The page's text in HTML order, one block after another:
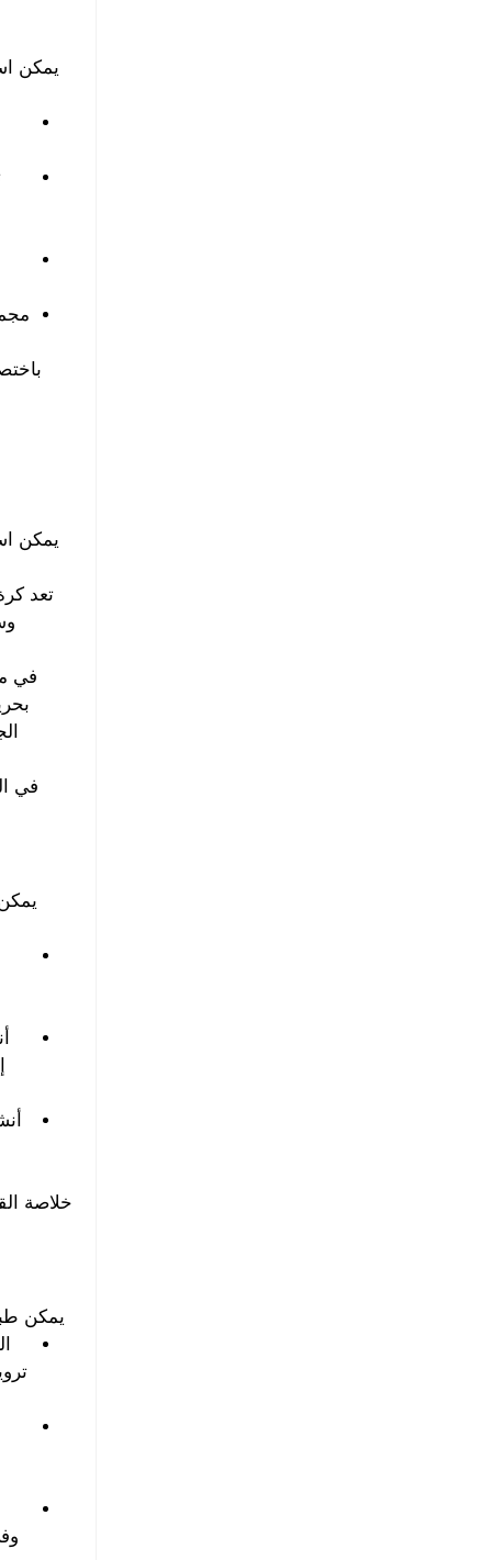
يمكن
يمكن
تعد
في
في
خلاصة
يمكن